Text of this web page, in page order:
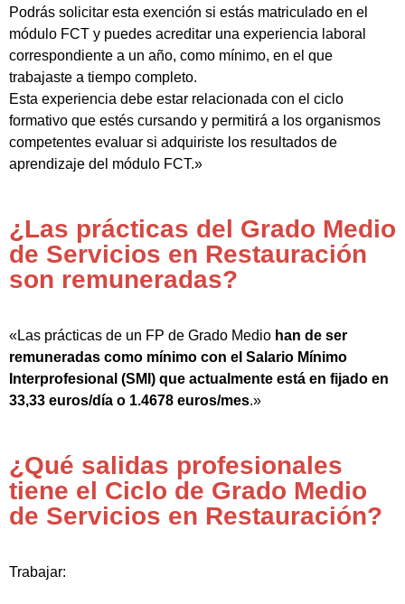
Podrás solicitar esta exención si estás matriculado en el
módulo FCT y puedes acreditar una experiencia laboral
correspondiente a un año, como mínimo, en el que
trabajaste a tiempo completo.
Esta experiencia debe estar relacionada con el ciclo
formativo que estés cursando y permitirá a los organismos
competentes evaluar si adquiriste los resultados de
aprendizaje del módulo FCT.»
¿Las prácticas del Grado Medio
de Servicios en Restauración
son remuneradas?
«Las prácticas de un FP de Grado Medio han de ser
remuneradas como mínimo con el Salario Mínimo
Interprofesional (SMI) que actualmente está en fijado en
33,33 euros/día o 1.4678 euros/mes.»
¿Qué salidas profesionales
tiene el Ciclo de Grado Medio
de Servicios en Restauración?
Trabajar: